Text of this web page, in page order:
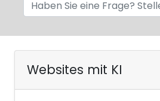
Websites mit KI